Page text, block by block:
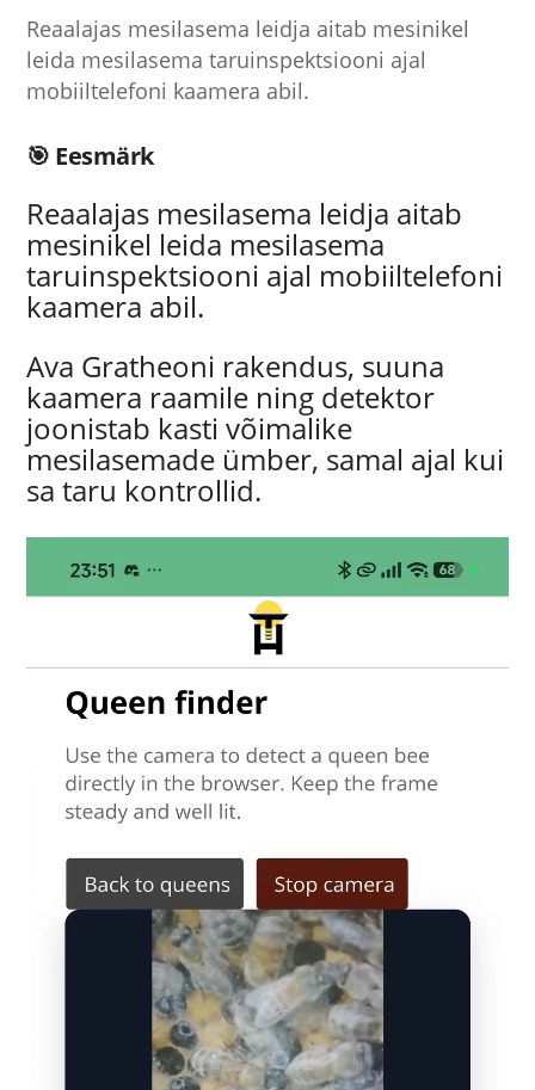
Reaalajas mesilasema leidja aitab mesinikel
leida mesilasema taruinspektsiooni ajal
mobiiltelefoni kaamera abil.
🎯 Eesmärk
Reaalajas mesilasema leidja aitab
mesinikel leida mesilasema
taruinspektsiooni ajal mobiiltelefoni
kaamera abil.
Ava Gratheoni rakendus, suuna
kaamera raamile ning detektor
joonistab kasti võimalike
mesilasemade ümber, samal ajal kui
sa taru kontrollid.